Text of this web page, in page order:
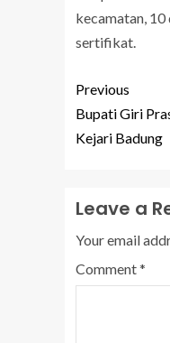
kecamatan, 10
sertifikat.
Previous
Bupati Giri
Kejari Badung
Leave a
Your email
Comment*